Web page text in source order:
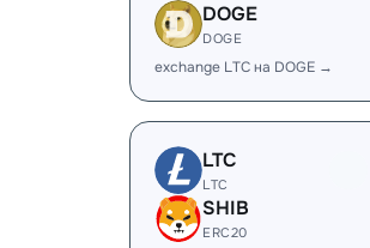
DOGE
DOGE
exchange LTC на DOGE →
LTC
LTC
SHIB
ERC20